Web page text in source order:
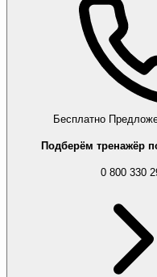
Бесплатно
Подберём тренажёр
0 800 330